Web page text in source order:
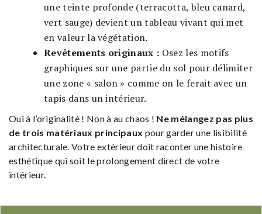
une teinte profonde (terracotta, bleu canard,
vert sauge) devient un tableau vivant qui met
en valeur la végétation.
Revêtements originaux : Osez les motifs
graphiques sur une partie du sol pour délimiter
une zone « salon » comme on le ferait avec un
tapis dans un intérieur.
Oui à l’originalité ! Non à au chaos ! Ne mélangez pas plus
de trois matériaux principaux pour garder une lisibilité
architecturale. Votre extérieur doit raconter une histoire
esthétique qui soit le prolongement direct de votre
intérieur.